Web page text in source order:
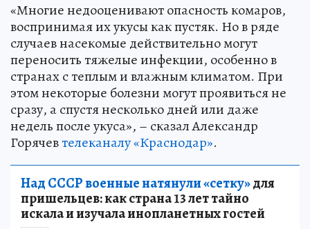
«Многие недооценивают опасность комаров,
воспринимая их укусы как пустяк. Но в ряде
случаев насекомые действительно могут
переносить тяжелые инфекции, особенно в
странах с теплым и влажным климатом. При
этом некоторые болезни могут проявиться не
сразу, а спустя несколько дней или даже
недель после укуса», – сказал Александр
Горячевтелеканалу «Краснодар».
Над СССР военные натянули «сетку»для
пришельцев: как страна 13 лет тайно
искала и изучала инопланетных гостей